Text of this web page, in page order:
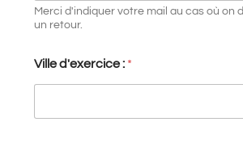
Merci d'indiquer votre mail au cas où on
un retour.
Ville d'exercice : *